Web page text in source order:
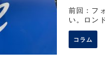
前回：フ
い。ロン
は、ピュ
があ
コラム